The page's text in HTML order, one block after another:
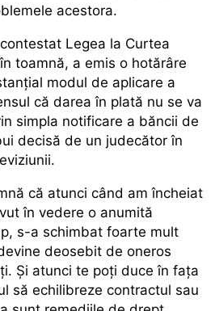
acestora.
Legea la Curtea
toamnă, a emis o hotărâre
modul de aplicare a
că darea în plată nu se va
simpla notificare a băncii de
decisă de un judecător în
că atunci când am încheiat
în vedere o anumită
s-a schimbat foarte mult
deosebit de oneros
Și atunci te poți duce în fața
să echilibreze contractul sau